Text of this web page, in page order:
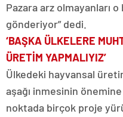
Pazara arz olmayanları
gönderiyor” dedi.
‘BAŞKA ÜLKELERE
ÜRETİM YAPMALIYIZ’
Ülkedeki hayvansal
aşağı inmesinin
noktada birçok proje